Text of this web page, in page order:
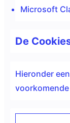
Microsoft
De
Hieronder